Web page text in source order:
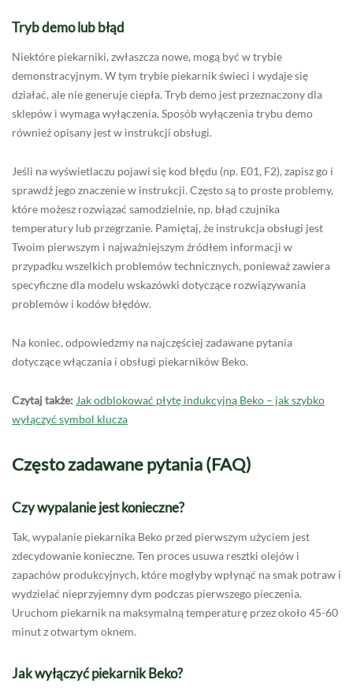
Tryb demo lub błąd
Niektóre piekarniki, zwłaszcza nowe, mogą być w trybie
demonstracyjnym. W tym trybie piekarnik świeci i wydaje się
działać, ale nie generuje ciepła. Tryb demo jest przeznaczony dla
sklepów i wymaga wyłączenia. Sposób wyłączenia trybu demo
również opisany jest w instrukcji obsługi.
Jeśli na wyświetlaczu pojawi się kod błędu (np. E01, F2), zapisz go i
sprawdź jego znaczenie w instrukcji. Często są to proste problemy,
które możesz rozwiązać samodzielnie, np. błąd czujnika
temperatury lub przegrzanie. Pamiętaj, że instrukcja obsługi jest
Twoim pierwszym i najważniejszym źródłem informacji w
przypadku wszelkich problemów technicznych, ponieważ zawiera
specyficzne dla modelu wskazówki dotyczące rozwiązywania
problemów i kodów błędów.
Na koniec, odpowiedzmy na najczęściej zadawane pytania
dotyczące włączania i obsługi piekarników Beko.
Czytaj także: Jak odblokować płytę indukcyjną Beko – jak szybko
wyłączyć symbol klucza
Często zadawane pytania (FAQ)
Czy wypalanie jest konieczne?
Tak, wypalanie piekarnika Beko przed pierwszym użyciem jest
zdecydowanie konieczne. Ten proces usuwa resztki olejów i
zapachów produkcyjnych, które mogłyby wpłynąć na smak potraw i
wydzielać nieprzyjemny dym podczas pierwszego pieczenia.
Uruchom piekarnik na maksymalną temperaturę przez około 45-60
minut z otwartym oknem.
Jak wyłączyć piekarnik Beko?